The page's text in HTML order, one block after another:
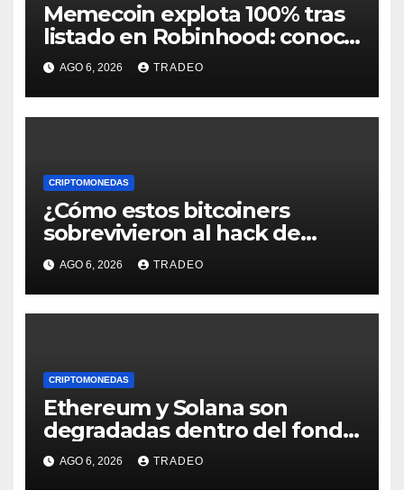
Memecoin explota 100% tras
listado en Robinhood: conoce
los detalles
AGO 6, 2026 TRADEO
CRIPTOMONEDAS
¿Cómo estos bitcoiners
sobrevivieron al hack de
Coldcard? Un analista
comparte consejos clave
AGO 6, 2026 TRADEO
CRIPTOMONEDAS
Ethereum y Solana son
degradadas dentro del fondo
de Grayscale
AGO 6, 2026 TRADEO